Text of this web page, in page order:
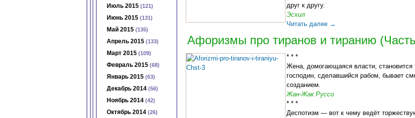
Июль 2015(121)
Июнь 2015(131)
Май 2015(135)
Апрель 2015(133)
Март 2015(109)
Февраль 2015(68)
Январь 2015(63)
Декабрь 2014(56)
Ноябрь 2014(42)
Октябрь 2014(26)
друг к другу.
Эсхил
Читать далее →
Афоризмы про тиранов и тиранию
* * *
Жена, домогающаяся власти, становится
господин, сделавшийся рабом, бывает
созданием.
Жан-Жак Руссо
* * *
Деспотизм — вот к чему ведёт